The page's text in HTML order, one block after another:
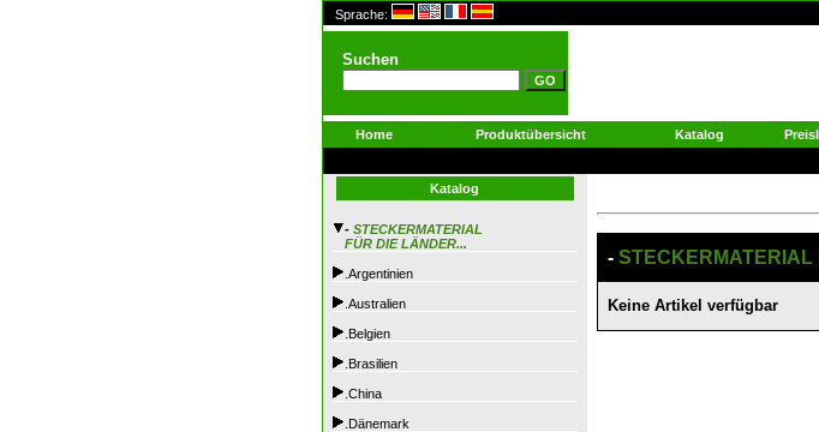
Sprache:
Suchen
Home Produktübersicht Katalog
Katalog
- STECKERMATERIAL
FÜR DIE LÄNDER...
.Argentinien
.Australien
.Belgien
.Brasilien
.China
.Dänemark
- STECKERMATERIAL
Keine Artikel verfügbar